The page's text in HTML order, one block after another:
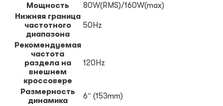
Мощность
80W(RMS)/160W(max)
Нижняя граница
частотного
диапазона
50Hz
Рекомендуемая
частота
раздела на
внешнем
кроссовере
120Hz
Размерность
динамика
6″ (153mm)